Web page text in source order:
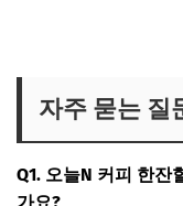
자주 묻는 질
Q1. 오늘N 커피 한잔